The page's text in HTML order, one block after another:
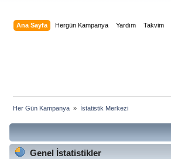
Ana Sayfa Hergün Kampanya Yardım Takvim
Her Gün Kampanya » İstatistik Merkezi
Genel İstatistikler